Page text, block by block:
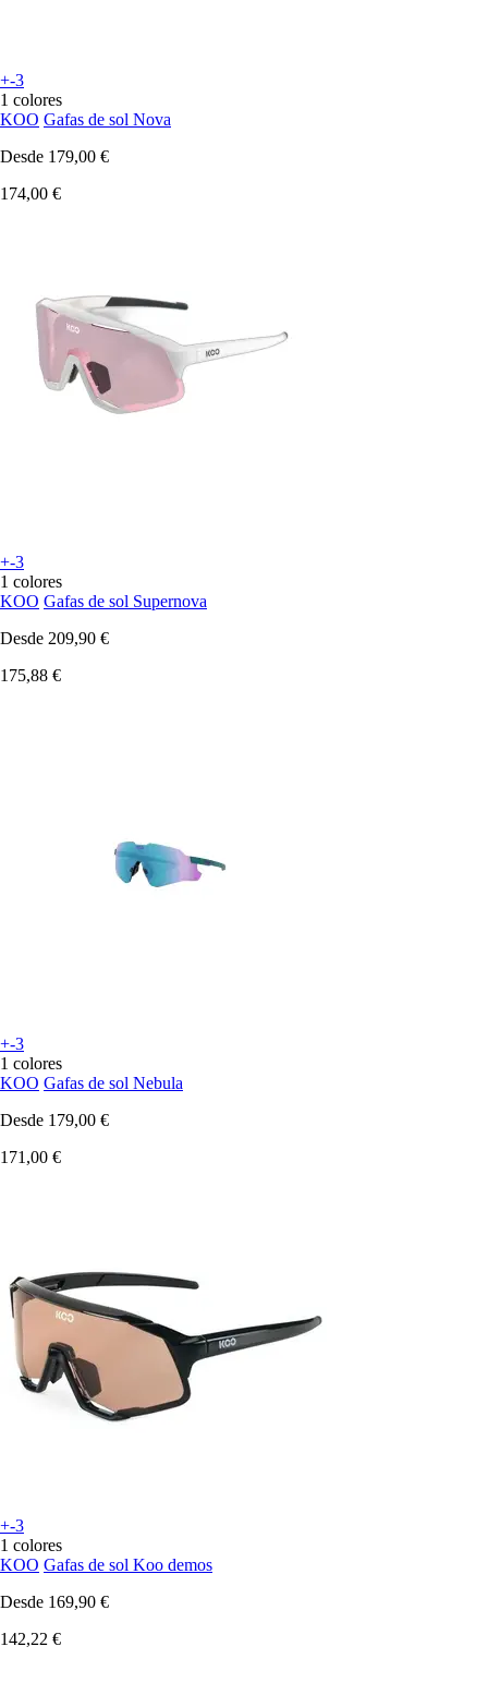
+-3
1 colores
KOO Gafas de sol Nova
Desde 179,00 €
174,00 €
+-3
1 colores
KOO Gafas de sol Supernova
Desde 209,90 €
175,88 €
+-3
1 colores
KOO Gafas de sol Nebula
Desde 179,00 €
171,00 €
+-3
1 colores
KOO Gafas de sol Koo demos
Desde 169,90 €
142,22 €